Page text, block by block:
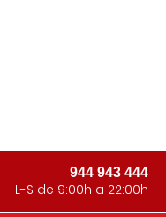
944 943 444
L-S de 9:00h a 22:00h